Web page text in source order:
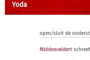
Yoda
open/sluit de
MIddenveldert